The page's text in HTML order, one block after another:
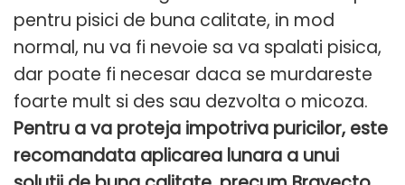
pentru pisici de buna calitate, in mod
normal, nu va fi nevoie sa va spalati pisica,
dar poate fi necesar daca se murdareste
foarte mult si des sau dezvolta o micoza.
Pentru a va proteja impotriva puricilor, este
recomandata aplicarea lunara a unui